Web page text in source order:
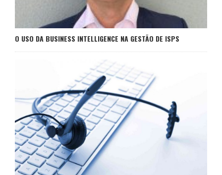
O USO DA BUSINESS INTELLIGENCE NA GESTÃO DE ISPS